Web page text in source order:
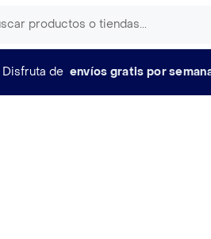
Disfruta de envíos gratis por